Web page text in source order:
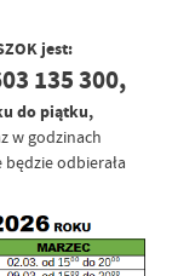
jest:
135 300,
do piątku,
w godzinach
odbierała